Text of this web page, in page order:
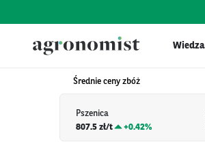
Wiedza
Średnie ceny zbóż
Pszenica
807.5 zł/t
+0.42%